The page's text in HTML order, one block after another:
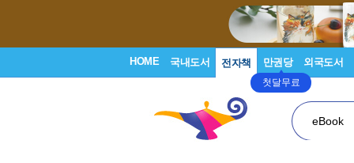
HOME 국내도서 전자책 만권당
첫달무료
외국도서
eBook